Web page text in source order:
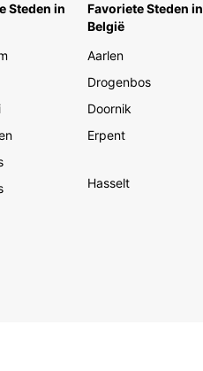
Steden in
Favoriete Steden in
België
Aarlen
Drogenbos
Doornik
Erpent
Hasselt